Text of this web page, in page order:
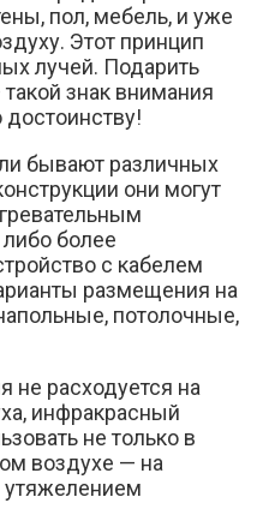
пол, мебель, и уже
Этот принцип
лучей. Подарить
знак внимания
достоинству!
бывают различных
они могут
более
с кабелем
размещения на
потолочные,
не расходуется на
инфракрасный
не только в
воздухе — на
утяжелением